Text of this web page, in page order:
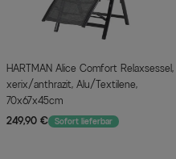
HARTMAN Alice Comfort Relaxsessel,
xerix/anthrazit, Alu/Textilene,
70x67x45cm
249,90 €
Sofort lieferbar